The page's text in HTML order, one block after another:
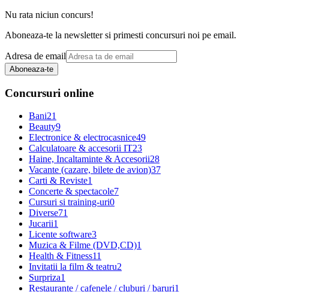
Nu rata niciun concurs!
Aboneaza-te la newsletter si primesti concursuri noi pe email.
Adresa de email
Aboneaza-te
Concursuri online
Bani21
Beauty9
Electronice & electrocasnice49
Calculatoare & accesorii IT23
Haine, Incaltaminte & Accesorii28
Vacante (cazare, bilete de avion)37
Carti & Reviste1
Concerte & spectacole7
Cursuri si training-uri0
Diverse71
Jucarii1
Licente software3
Muzica & Filme (DVD,CD)1
Health & Fitness11
Invitatii la film & teatru2
Surpriza1
Restaurante / cafenele / cluburi / baruri1